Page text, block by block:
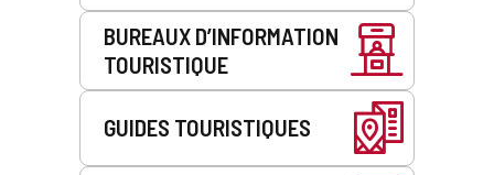
BUREAUX D’INFORMATION
TOURISTIQUE
GUIDES TOURISTIQUES